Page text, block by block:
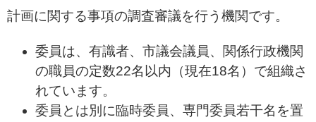
計画に関する事項の調査審議を行う機関です。
委員は、有識者、市議会議員、関係行政機関
の職員の定数22名以内（現在18名）で組織さ
れています。
委員とは別に臨時委員、専門委員若干名を置